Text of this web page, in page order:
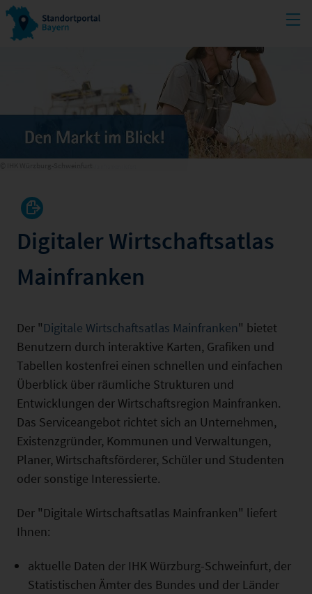
Digitaler Wirtschaftsatlas
Mainfranken
Der "Digitale Wirtschaftsatlas Mainfranken" bietet
Benutzern durch interaktive Karten, Grafiken und
Tabellen kostenfrei einen schnellen und einfachen
Überblick über räumliche Strukturen und
Entwicklungen der Wirtschaftsregion Mainfranken.
Das Serviceangebot richtet sich an Unternehmen,
Existenzgründer, Kommunen und Verwaltungen,
Planer, Wirtschaftsförderer, Schüler und Studenten
oder sonstige Interessierte.
Der "Digitale Wirtschaftsatlas Mainfranken" liefert
Ihnen:
aktuelle Daten der IHK Würzburg-Schweinfurt, der
Statistischen Ämter des Bundes und der Länder